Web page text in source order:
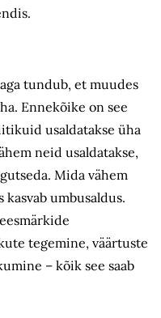
tundub, et muudes
Ennekõike on see
usaldatakse üha
neid usaldatakse,
Mida vähem
kasvab umbusaldus.
tegemine, väärtuste
– kõik see saab